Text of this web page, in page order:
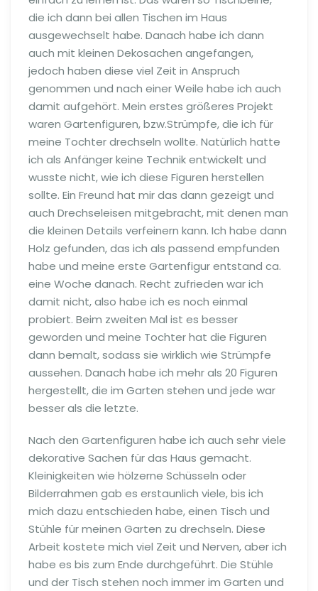
die ich dann bei allen Tischen im Haus
ausgewechselt habe. Danach habe ich dann
auch mit kleinen Dekosachen angefangen,
jedoch haben diese viel Zeit in Anspruch
genommen und nach einer Weile habe ich auch
damit aufgehört. Mein erstes größeres Projekt
waren Gartenfiguren, bzw.Strümpfe, die ich für
meine Tochter drechseln wollte. Natürlich hatte
ich als Anfänger keine Technik entwickelt und
wusste nicht, wie ich diese Figuren herstellen
sollte. Ein Freund hat mir das dann gezeigt und
auch Drechseleisen mitgebracht, mit denen man
die kleinen Details verfeinern kann. Ich habe dann
Holz gefunden, das ich als passend empfunden
habe und meine erste Gartenfigur entstand ca.
eine Woche danach. Recht zufrieden war ich
damit nicht, also habe ich es noch einmal
probiert. Beim zweiten Mal ist es besser
geworden und meine Tochter hat die Figuren
dann bemalt, sodass sie wirklich wie Strümpfe
aussehen. Danach habe ich mehr als 20 Figuren
hergestellt, die im Garten stehen und jede war
besser als die letzte.
Nach den Gartenfiguren habe ich auch sehr viele
dekorative Sachen für das Haus gemacht.
Kleinigkeiten wie hölzerne Schüsseln oder
Bilderrahmen gab es erstaunlich viele, bis ich
mich dazu entschieden habe, einen Tisch und
Stühle für meinen Garten zu drechseln. Diese
Arbeit kostete mich viel Zeit und Nerven, aber ich
habe es bis zum Ende durchgeführt. Die Stühle
und der Tisch stehen noch immer im Garten und